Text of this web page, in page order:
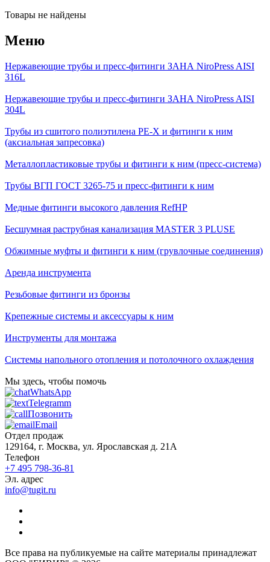
Товары не найдены
Меню
Нержавеющие трубы и пресс-фитинги ЗАНА NiroPress AISI
316L
Нержавеющие трубы и пресс-фитинги ЗАНА NiroPress AISI
304L
Трубы из сшитого полиэтилена PE-X и фитинги к ним
(аксиальная запресовка)
Металлопластиковые трубы и фитинги к ним (пресс-система)
Трубы ВГП ГОСТ 3265-75 и пресс-фитинги к ним
Медные фитинги высокого давления RefHP
Бесшумная раструбная канализация MASTER 3 PLUSE
Обжимные муфты и фитинги к ним (грувлочные соединения)
Аренда инструмента
Резьбовые фитинги из бронзы
Крепежные системы и аксессуары к ним
Инструменты для монтажа
Системы напольного отопления и потолочного охлаждения
Мы здесь, чтобы помочь
WhatsApp
Telegramm
Позвонить
Email
Отдел продаж
129164, г. Москва, ул. Ярославская д. 21А
Телефон
+7 495 798-36-81
Эл. адрес
info@tugit.ru
Все права на публикуемые на сайте материалы принадлежат